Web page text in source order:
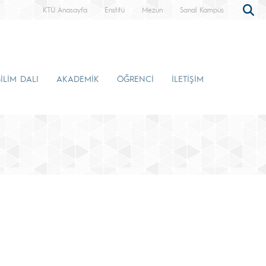
KTÜ Anasayfa Enstitü Mezun Sanal Kampüs
DALI AKADEMİK ÖĞRENCİ İLETİŞİM